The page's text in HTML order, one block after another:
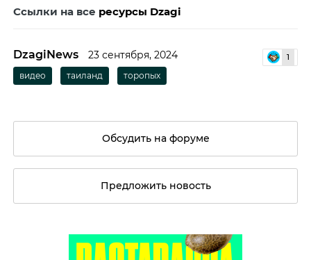
Ссылки на все ресурсы Dzagi
DzagiNews 23 сентября, 2024 1
видео таиланд торопых
Обсудить на форуме
Предложить новость